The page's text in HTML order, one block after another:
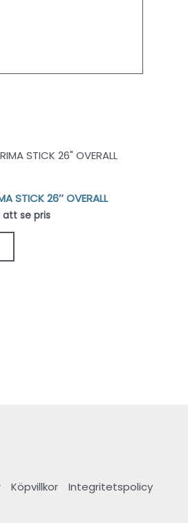
STICK 26″ OVERALL
att se pris
Köpvillkor Integritetspolicy